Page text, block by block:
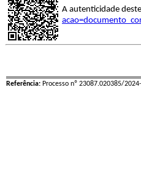
A autenticidade
Referência: Processo nº 23087.020385/